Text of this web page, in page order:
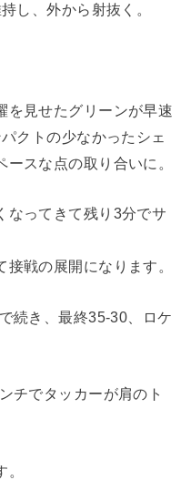
し、外から射抜く。
を見せたグリーンが早速
クトの少なかったシェ
スな点の取り合いに。
なってきて残り3分でサ
戦の展開になります。
続き、最終35-30、ロケ
チでタッカーが肩のト